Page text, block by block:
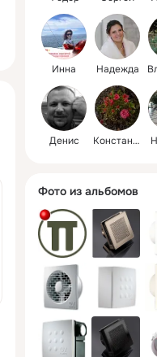
Инна Надежда
Денис Константин
Фото из альбомов